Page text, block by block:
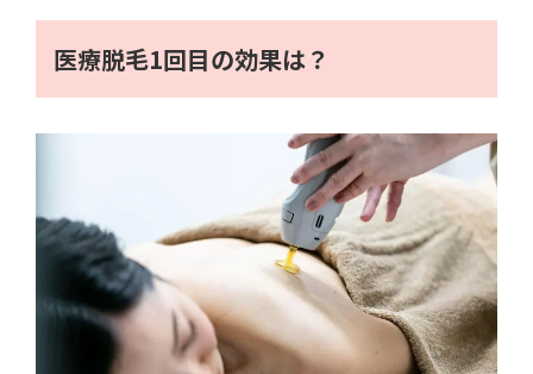
医療脱毛1回目の効果は？